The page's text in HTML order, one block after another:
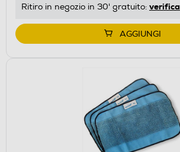
Ritiro in negozio in 30' gratuito: verifica
AGGIUNGI